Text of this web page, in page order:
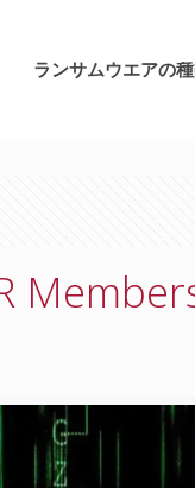
ランサムウエアの